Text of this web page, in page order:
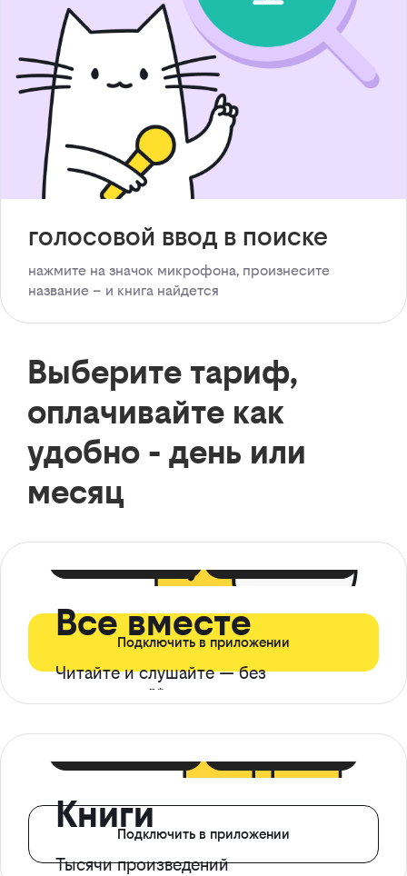
голосовой ввод в поиске
нажмите на значок микрофона, произнесите
название – и книга найдется
Выберите тариф,
оплачивайте как
удобно - день или
месяц
Все вместе
Читайте и слушайте — без
ограничений*
Подключить в приложении
Книги
Тысячи произведений
Подключить в приложении